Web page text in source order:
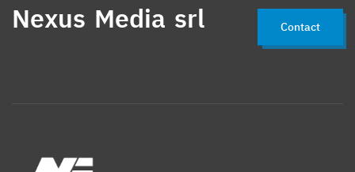
Nexus Media srl Contact